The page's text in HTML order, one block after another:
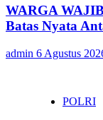
WARGA
Batas Nyata
admin 6 Agustus
POLRI